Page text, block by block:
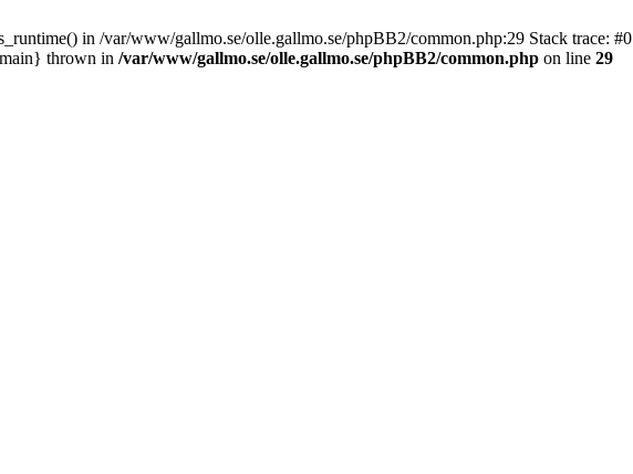
in /var/www/gallmo.se/olle.gallmo.se/phpBB2/common.php:29 Stack trace: #0
thrown in /var/www/gallmo.se/olle.gallmo.se/phpBB2/common.php on line 29